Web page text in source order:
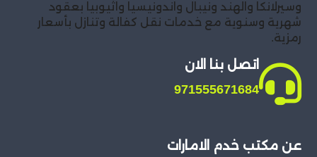
وسيرلانكا والهند ونيبال واندونيسيا واثيوبيا بعقود
شهرية وسنوية مع خدمات نقل كفالة وتنازل بأسعار
رمزية.
اتصل بنا الان
971555671684
عن مكتب خدم الامارات